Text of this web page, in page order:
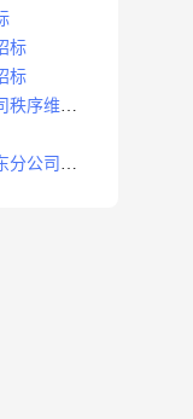
标
标
秩序维护
分公司济